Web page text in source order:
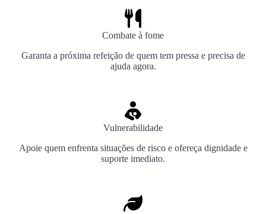
Combate à fome
Garanta a próxima refeição de quem tem pressa e precisa de
ajuda agora.
Vulnerabilidade
Apoie quem enfrenta situações de risco e ofereça dignidade e
suporte imediato.